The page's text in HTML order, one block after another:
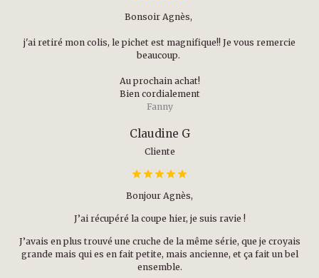
Bonsoir Agnès,
j'ai retiré mon colis, le pichet est magnifique!! Je vous remercie
beaucoup.
Au prochain achat!
Bien cordialement
Fanny
Claudine G
Cliente
Bonjour Agnès,
J’ai récupéré la coupe hier, je suis ravie !
J’avais en plus trouvé une cruche de la même série, que je croyais
grande mais qui es en fait petite, mais ancienne, et ça fait un bel
ensemble.